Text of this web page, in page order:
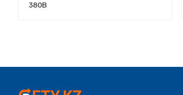
380В